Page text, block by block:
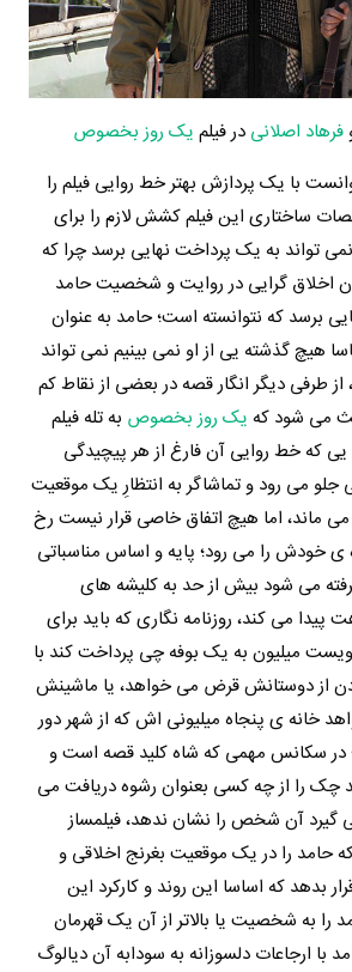
فرهاد اصلانی در فیلم یک روز بخصوص
با یک پردازش بهتر خط روایی فیلم را
ساختاری این فیلم کشش لازم را برای
تواند به یک پرداخت نهایی برسد چرا که
اخلاق گرایی در روایت و شخصیت حامد
برسد که نتوانسته است؛ حامد به عنوان
هیچ گذشته یی از او نمی بینیم نمی تواند
طرفی دیگر انگار قصه در بعضی از نقاط کم
می شود که یک روز بخصوص به تله فیلم
که خط روایی آن فارغ از هر پیچیدگی
جلو می رود و تماشاگر به انتظارِ یک موقعیت
ماند، اما هیچ اتفاق خاصی قرار نیست رخ
خودش را می رود؛ پایه و اساس مناسباتی
می شود بیش از حد به کلیشه های
پیدا می کند، روزنامه نگاری که باید برای
میلیون به یک بوفه چی پرداخت کند با
از دوستانش قرض می خواهد، یا ماشینش
خانه ی پنجاه میلیونی اش که از شهر دور
در سکانس مهمی که شاه کلید قصه است و
چک را از چه کسی بعنوان رشوه دریافت می
گیرد آن شخص را نشان ندهد، فیلمساز
حامد را در یک موقعیت بغرنج اخلاقی و
بدهد که اساسا این روند و کارکرد این
را به شخصیت یا بالاتر از آن یک قهرمان
با ارجاعات دلسوزانه به سودابه آن دیالوگ